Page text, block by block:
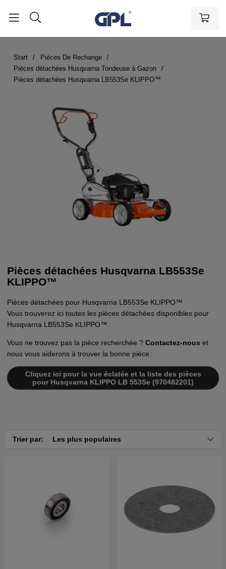
Start
Pièces De Rechange
Pièces détachées Husqvarna Tondeuse à Gazon
Pièces détachées Husqvarna LB553Se KLIPPO™
Pièces détachées Husqvarna LB553Se
KLIPPO™
Pièces détachées pour Husqvarna LB553Se KLIPPO™
Vous trouverez ici toutes les pièces détachées disponibles pour
Husqvarna LB553Se KLIPPO™.
Vous ne trouvez pas la pièce recherchée ? Contactez-nous et
nous vous aiderons à trouver la bonne pièce.
Cliquez ici pour la vue éclatée et la liste des pièces
pour Husqvarna KLIPPO LB 553Se (970482201)
Trier par: Les plus populaires